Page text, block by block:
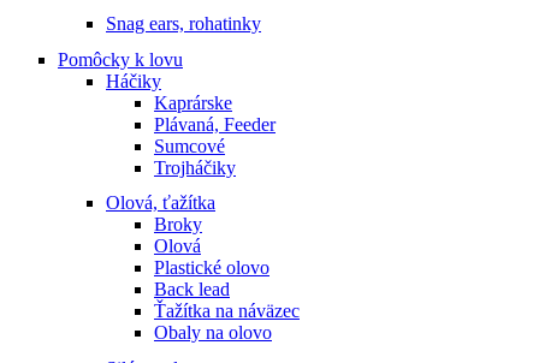
Snag ears, rohatinky
Pomôcky k lovu
Háčiky
Kaprárske
Plávaná, Feeder
Sumcové
Trojháčiky
Olová, ťažítka
Broky
Olová
Plastické olovo
Back lead
Ťažítka na náväzec
Obaly na olovo